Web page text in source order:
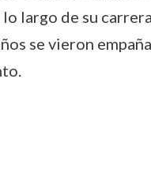
largo de su
se vieron